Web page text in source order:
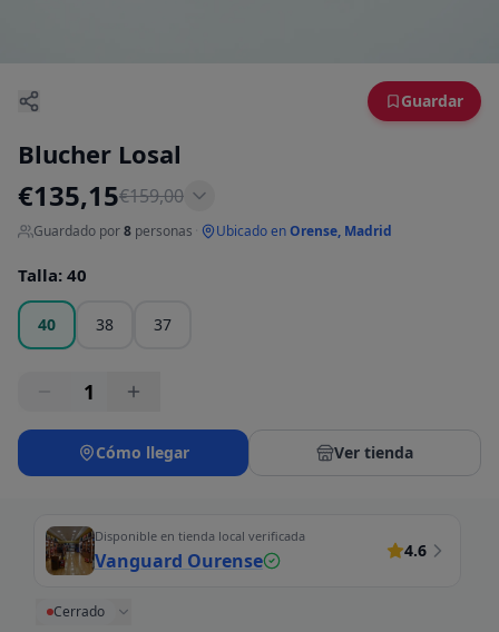
Guardar
Blucher Losal
€135,15€159,00
Guardado por8 personas Ubicado enOrense, Madrid
Talla: 40
40 38 37
1
Cómo llegar Ver tienda
Disponible en tienda local verificada
Vanguard Ourense 4.6
Cerrado